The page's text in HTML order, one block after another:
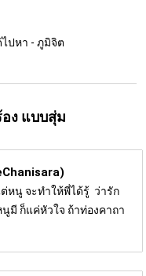
ปหา - ภูมิจิต
อง แบบสุ่ม
หนู จะทำให้พี่ได้รู้ ว่ารัก
มี ก็แค่หัวใจ ถ้าท่องคาถา